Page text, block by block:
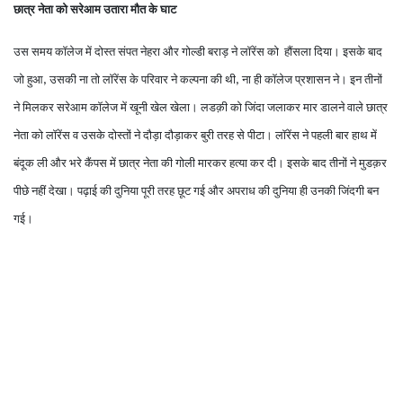
छात्र नेता को सरेआम उतारा मौत के घाट
उस समय कॉलेज में दोस्त संपत नेहरा और गोल्डी बराड़ ने लॉरेंस को हौंसला दिया। इसके बाद
जो हुआ,उसकी ना तो लॉरेंस के परिवार ने कल्पना की थी,ना ही कॉलेज प्रशासन ने। इन तीनों
ने मिलकर सरेआम कॉलेज में खूनी खेल खेला। लडक़ी को जिंदा जलाकर मार डालने वाले छात्र
नेता को लॉरेंस व उसके दोस्तों ने दौड़ा दौड़ाकर बुरी तरह से पीटा। लॉरेंस ने पहली बार हाथ में
बंदूक ली और भरे कैंपस में छात्र नेता की गोली मारकर हत्या कर दी। इसके बाद तीनों ने मुडक़र
पीछे नहीं देखा। पढ़ाई की दुनिया पूरी तरह छूट गई और अपराध की दुनिया ही उनकी जिंदगी बन
गई।